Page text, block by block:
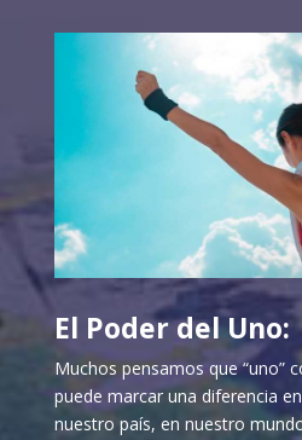
El Poder del Uno:
Muchos pensamos que “uno”
puede marcar una diferencia
nuestro país, en nuestro